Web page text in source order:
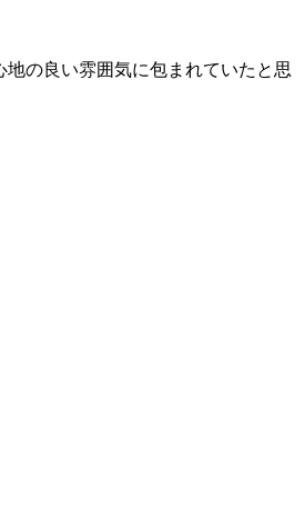
の良い雰囲気に包まれていたと思